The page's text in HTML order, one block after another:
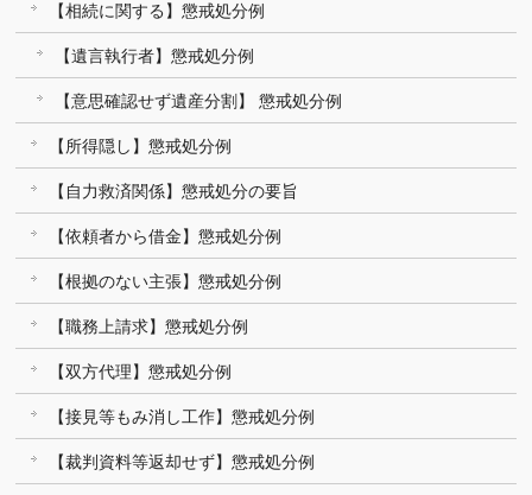
【相続に関する】懲戒処分例
【遺言執行者】懲戒処分例
【意思確認せず遺産分割】 懲戒処分例
【所得隠し】懲戒処分例
【自力救済関係】懲戒処分の要旨
【依頼者から借金】懲戒処分例
【根拠のない主張】懲戒処分例
【職務上請求】懲戒処分例
【双方代理】懲戒処分例
【接見等もみ消し工作】懲戒処分例
【裁判資料等返却せず】懲戒処分例